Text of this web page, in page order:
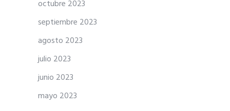
octubre 2023
septiembre 2023
agosto 2023
julio 2023
junio 2023
mayo 2023